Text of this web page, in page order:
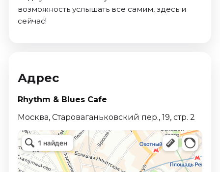
возможность услышать все самим, здесь и
сейчас!
Адрес
Rhythm & Blues Cafe
Москва, Староваганьковский пер., 19, стр. 2